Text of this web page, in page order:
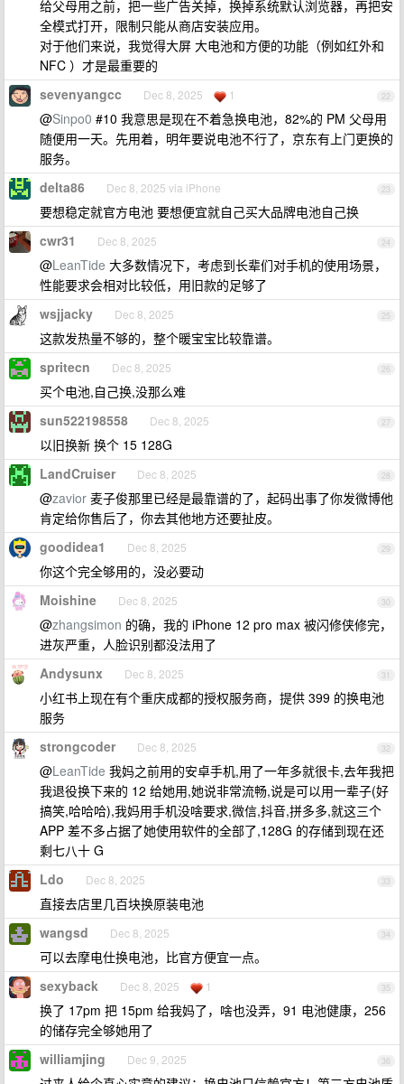
给父母用之前，把一些广告关掉，换掉系统默认浏览器，再把安
全模式打开，限制只能从商店安装应用。
对于他们来说，我觉得大屏 大电池和方便的功能（例如红外和
NFC ）才是最重要的
22
sevenyangcc Dec 8, 2025 1
@Sinpo0 #10 我意思是现在不着急换电池，82%的 PM 父母用
随便用一天。先用着，明年要说电池不行了，京东有上门更换的
服务。
23
delta86 Dec 8, 2025 via iPhone
要想稳定就官方电池 要想便宜就自己买大品牌电池自己换
24
cwr31 Dec 8, 2025
@LeanTide 大多数情况下，考虑到长辈们对手机的使用场景，
性能要求会相对比较低，用旧款的足够了
25
wsjjacky Dec 8, 2025
这款发热量不够的，整个暖宝宝比较靠谱。
26
spritecn Dec 8, 2025
买个电池,自己换,没那么难
27
sun522198558 Dec 8, 2025
以旧换新 换个 15 128G
28
LandCruiser Dec 8, 2025
@zavior 麦子俊那里已经是最靠谱的了，起码出事了你发微博他
肯定给你售后了，你去其他地方还要扯皮。
29
goodidea1 Dec 8, 2025
你这个完全够用的，没必要动
30
Moishine Dec 8, 2025
@zhangsimon 的确，我的 iPhone 12 pro max 被闪修侠修完，
进灰严重，人脸识别都没法用了
31
Andysunx Dec 8, 2025
小红书上现在有个重庆成都的授权服务商，提供 399 的换电池
服务
32
strongcoder Dec 8, 2025
@LeanTide 我妈之前用的安卓手机,用了一年多就很卡,去年我把
我退役换下来的 12 给她用,她说非常流畅,说是可以用一辈子(好
搞笑,哈哈哈),我妈用手机没啥要求,微信,抖音,拼多多,就这三个
APP 差不多占据了她使用软件的全部了,128G 的存储到现在还
剩七八十 G
33
Ldo Dec 8, 2025
直接去店里几百块换原装电池
34
wangsd Dec 8, 2025
可以去摩电仕换电池，比官方便宜一点。
35
sexyback Dec 8, 2025 1
换了 17pm 把 15pm 给我妈了，啥也没弄，91 电池健康，256
的储存完全够她用了
36
williamjing Dec 9, 2025